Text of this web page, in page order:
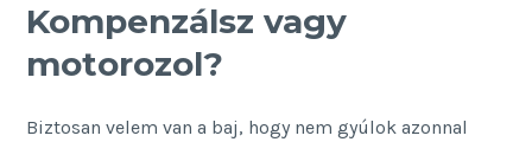
Kompenzálsz vagy
motorozol?
Biztosan velem van a baj, hogy nem gyúlok azonnal